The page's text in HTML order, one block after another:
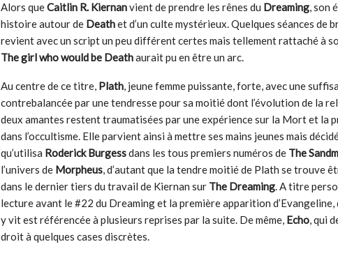
Alors queCaitlin R. Kiernanvient de prendre les rênes du Dreaming, son
histoire autour de Deathet d’un culte mystérieux. Quelques séances de
revient avec un script un peu différent certes mais tellement rattaché à
The girl who would be Deathaurait pu en être un arc.
Au centre de ce titre, Plath, jeune femme puissante, forte, avec une
contrebalancée par une tendresse pour sa moitié dont l’évolution de la
deux amantes restent traumatisées par une expérience sur la Mort et la
dans l’occultisme. Elle parvient ainsi à mettre ses mains jeunes mais
qu’utilisa Roderick Burgessdans les tous premiers numéros de The
l’univers de Morpheus, d’autant que la tendre moitié de Plath se trouve
dans le dernier tiers du travail de Kiernan sur The Dreaming. A titre
lecture avant le #22 du Dreaming et la première apparition d’Evangeline,
y vit est référencée à plusieurs reprises par la suite. De même, Echo, qui
droit à quelques cases discrètes.